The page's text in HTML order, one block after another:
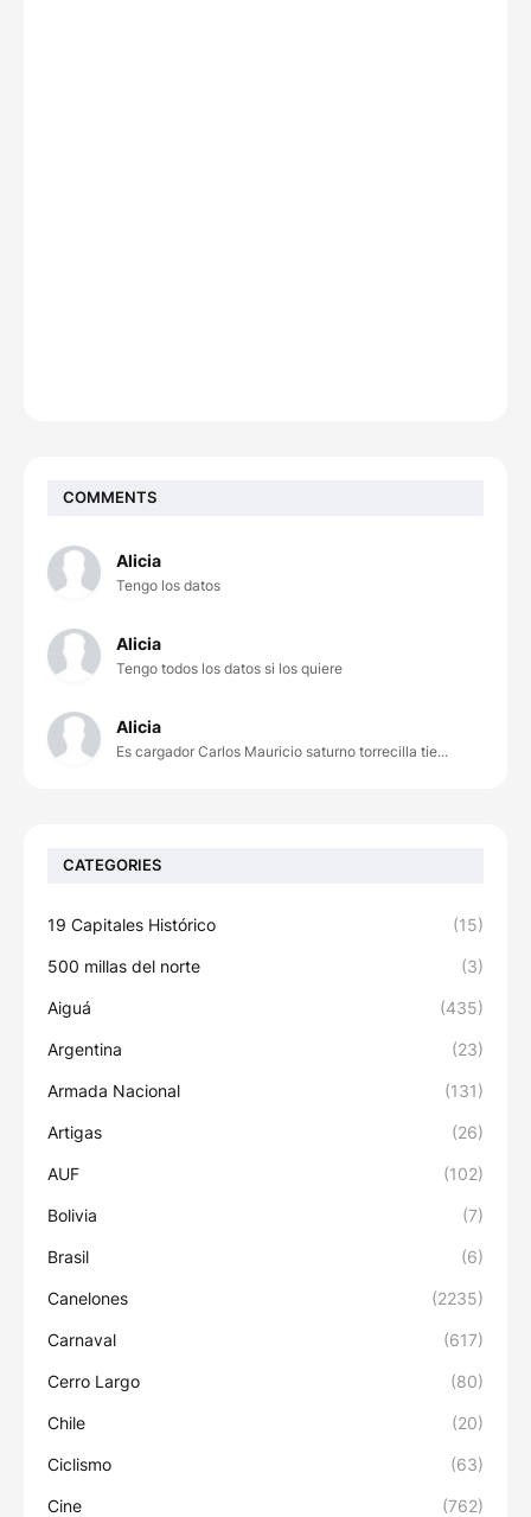
COMMENTS
Alicia
Tengo los datos
Alicia
Tengo todos los datos si los quiere
Alicia
Es cargador Carlos Mauricio saturno torrecilla tie...
CATEGORIES
19 Capitales Histórico (15)
500 millas del norte (3)
Aiguá (435)
Argentina (23)
Armada Nacional (131)
Artigas (26)
AUF (102)
Bolivia (7)
Brasil (6)
Canelones (2235)
Carnaval (617)
Cerro Largo (80)
Chile (20)
Ciclismo (63)
Cine (762)